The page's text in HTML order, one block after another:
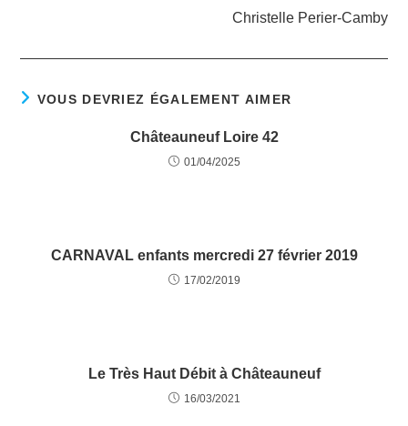
Christelle Perier-Camby
VOUS DEVRIEZ ÉGALEMENT AIMER
Châteauneuf Loire 42
01/04/2025
CARNAVAL enfants mercredi 27 février 2019
17/02/2019
Le Très Haut Débit à Châteauneuf
16/03/2021